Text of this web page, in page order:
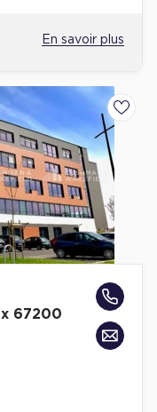
En savoir plus
67200